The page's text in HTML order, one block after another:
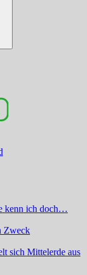
kenn ich doch…
Zweck
sich Mittelerde aus